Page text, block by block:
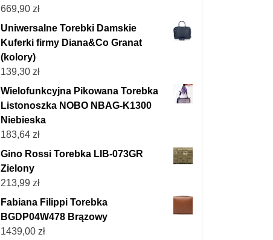
669,90 zł
Uniwersalne Torebki Damskie
Kuferki firmy Diana&Co Granat
(kolory)
139,30 zł
Wielofunkcyjna Pikowana Torebka
Listonoszka NOBO NBAG-K1300
Niebieska
183,64 zł
Gino Rossi Torebka LIB-073GR
Zielony
213,99 zł
Fabiana Filippi Torebka
BGDP04W478 Brązowy
1439,00 zł